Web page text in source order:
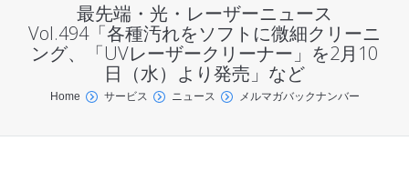
ピックアップ
光基礎・光源
ン
最先端・光・レーザーニュース
Vol.494「各種汚れをソフトに微細クリーニ
ング、「UVレーザークリーナー」を2月10
日（水）より発売」など
You are here:
Home サービス ニュース メルマガバックナンバー